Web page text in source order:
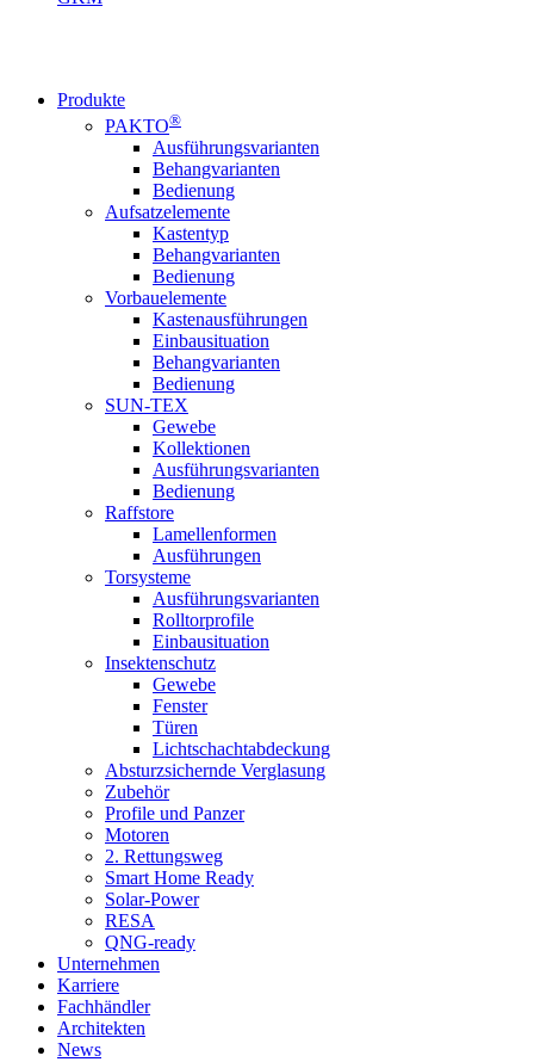
Produkte
PAKTO®
Ausführungsvarianten
Behangvarianten
Bedienung
Aufsatzelemente
Kastentyp
Behangvarianten
Bedienung
Vorbauelemente
Kastenausführungen
Einbausituation
Behangvarianten
Bedienung
SUN-TEX
Gewebe
Kollektionen
Ausführungsvarianten
Bedienung
Raffstore
Lamellenformen
Ausführungen
Torsysteme
Ausführungsvarianten
Rolltorprofile
Einbausituation
Insektenschutz
Gewebe
Fenster
Türen
Lichtschachtabdeckung
Absturzsichernde Verglasung
Zubehör
Profile und Panzer
Motoren
2. Rettungsweg
Smart Home Ready
Solar-Power
RESA
QNG-ready
Unternehmen
Karriere
Fachhändler
Architekten
News